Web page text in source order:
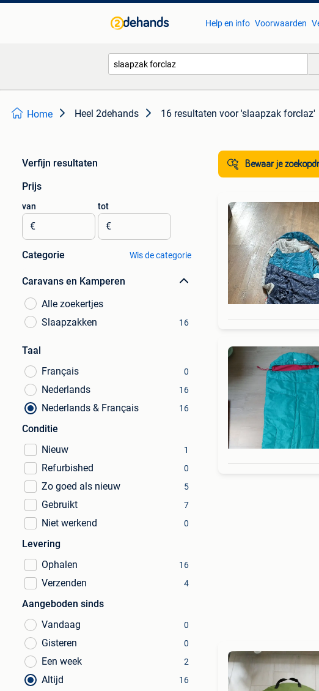
Help en info Voorwaarden
Home Heel 2dehands 16 resultaten voor 'slaapzak forclaz'
Verfijn resultaten
Prijs
van
€
tot
€
Categorie Wis de categorie
Caravans en Kamperen
Alle zoekertjes
Slaapzakken
16
Taal
Français
0
Nederlands 16
Nederlands & Français 16
Conditie
Nieuw
1
Refurbished 0
Zo goed als nieuw 5
Gebruikt 7
Niet werkend 0
Levering
Ophalen
16
Verzenden 4
Aangeboden sinds
Vandaag
0
Gisteren 0
Een week 2
Altijd 16
Bewaar je